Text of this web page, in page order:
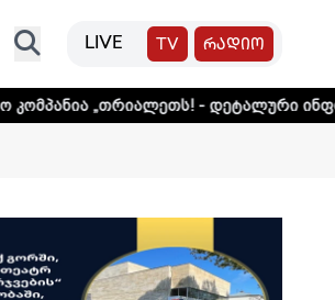
LIVE TV რადიო
- დეტალური ინფორმაციისთვის